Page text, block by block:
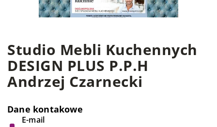
Studio Mebli Kuchennych
DESIGN PLUS P.P.H
Andrzej Czarnecki
Dane kontakowe
E-mail